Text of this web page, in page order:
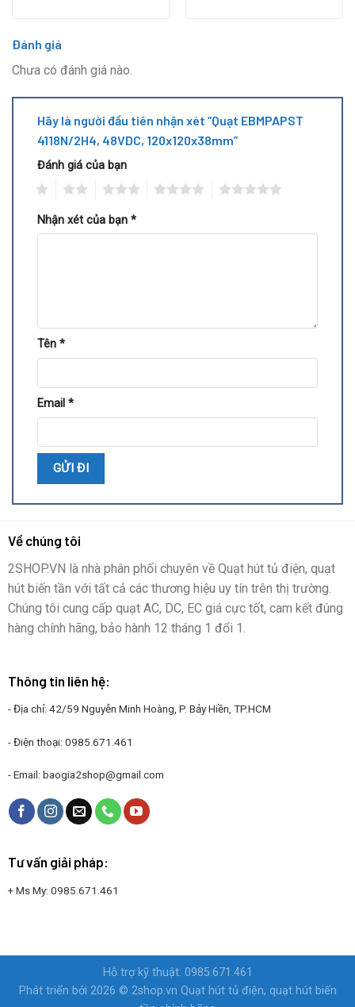
Đánh giá
Chưa có đánh giá nào.
Hãy là người đầu tiên nhận xét “Quạt EBMPAPST
4118N/2H4, 48VDC, 120x120x38mm”
Đánh giá của bạn
Nhận xét của bạn *
Tên *
Email *
Về chúng tôi
2SHOP.VN là nhà phân phối chuyên về Quạt hút tủ điện, quạt
hút biến tần với tất cả các thương hiệu uy tín trên thị trường.
Chúng tôi cung cấp quạt AC, DC, EC giá cực tốt, cam kết đúng
hàng chính hãng, bảo hành 12 tháng 1 đổi 1.
Thông tin liên hệ:
- Địa chỉ: 42/59 Nguyễn Minh Hoàng, P. Bảy Hiền, TP.HCM
- Điện thoại: 0985.671.461
- Email: baogia2shop@gmail.com
Tư vấn giải pháp:
+ Ms My: 0985.671.461
Hỗ trợ kỹ thuật: 0985.671.461
Phát triển bởi 2026 © 2shop.vn Quạt hút tủ điện, quạt hút biến